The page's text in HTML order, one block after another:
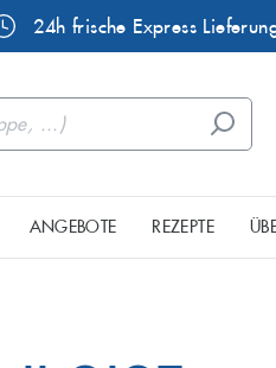
24h frische Express
ANGEBOTE REZEPTE